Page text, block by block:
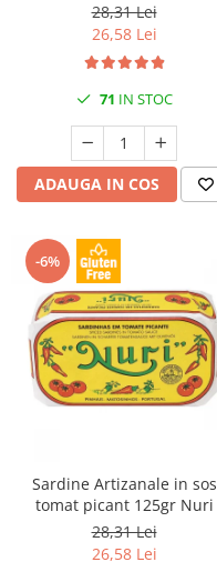
28,31 Lei
26,58 Lei
71 IN STOC
ADAUGA IN COS
-6%
Sardine Artizanale in sos
tomat picant 125gr Nuri
28,31 Lei
26,58 Lei